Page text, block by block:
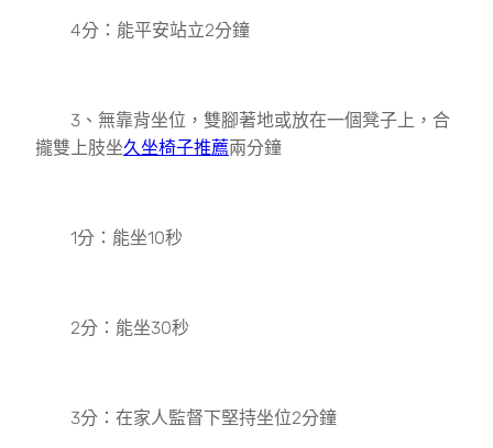
4分：能平安站立2分鐘
3、無靠背坐位，雙腳著地或放在一個凳子上，合
攏雙上肢坐久坐椅子推薦兩分鐘
1分：能坐10秒
2分：能坐30秒
3分：在家人監督下堅持坐位2分鐘